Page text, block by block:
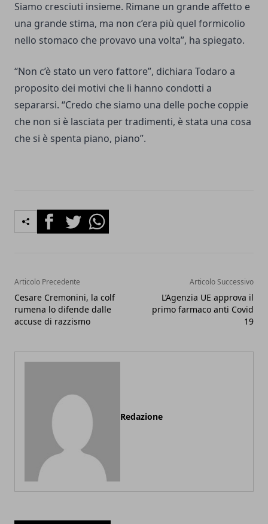
Siamo cresciuti insieme. Rimane un grande affetto e
una grande stima, ma non c’era più quel formicolio
nello stomaco che provavo una volta”, ha spiegato.
“Non c’è stato un vero fattore”, dichiara Todaro a
proposito dei motivi che li hanno condotti a
separarsi. “Credo che siamo una delle poche coppie
che non si è lasciata per tradimenti, è stata una cosa
che si è spenta piano, piano”.
FacebookTwitterWhatsapp
Articolo Precedente
Cesare Cremonini, la colf
rumena lo difende dalle
accuse di razzismo
Articolo Successivo
L’Agenzia UE approva il
primo farmaco anti Covid
19
Redazione